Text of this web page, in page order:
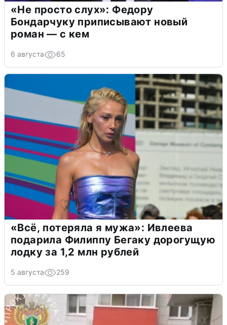
«Не просто слух»: Федору
Бондарчуку приписывают новый
роман — с кем
6 августа 65
«Всё, потеряла я мужа»: Ивлеева
подарила Филиппу Бегаку дорогущую
лодку за 1,2 млн рублей
5 августа 259